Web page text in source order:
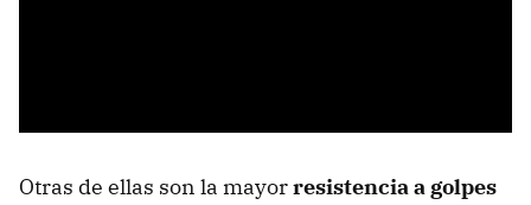
Otras de ellas son la mayorresistencia a golpes